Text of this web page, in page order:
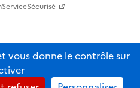
de ce site sont sous licence
vous donne le contrôle sur